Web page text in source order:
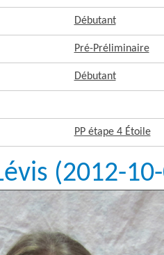
Débutant
Pré-Préliminaire
Débutant
PP étape 4 Étoile
(2012-